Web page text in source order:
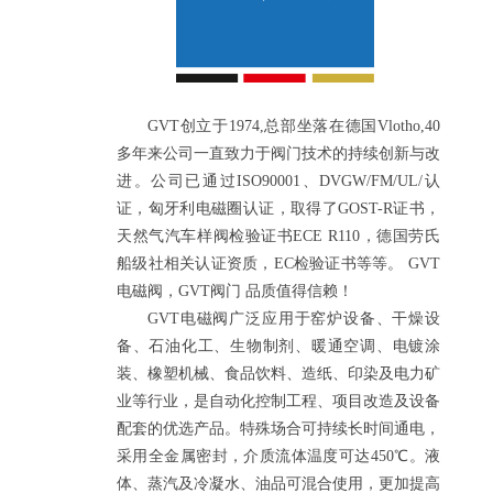
GVT创立于1974,总部坐落在德国Vlotho,40
多年来公司一直致力于阀门技术的持续创新与改
进。公司已通过ISO90001、DVGW/FM/UL/认
证，匈牙利电磁圈认证，取得了GOST-R证书，
天然气汽车样阀检验证书ECE R110，德国劳氏
船级社相关认证资质，EC检验证书等等。 GVT
电磁阀，GVT阀门 品质值得信赖！
GVT电磁阀广泛应用于窑炉设备、干燥设
备、石油化工、生物制剂、暖通空调、电镀涂
装、橡塑机械、食品饮料、造纸、印染及电力矿
业等行业，是自动化控制工程、项目改造及设备
配套的优选产品。特殊场合可持续长时间通电，
采用全金属密封，介质流体温度可达450℃。液
体、蒸汽及冷凝水、油品可混合使用，更加提高